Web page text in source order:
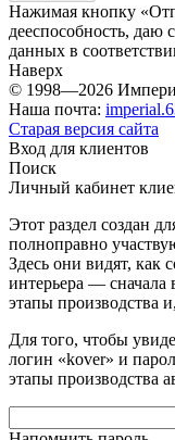
Нажимая кнопку
дееспособность, даю
данных в
Наверх
© 1998—2026
Наша почта:
Старая версия сайта
Вход для клиентов
Поиск
Личный кабинет
Этот раздел создан
полноправно
Здесь они видят, как
интерьера — сначала
этапы производства
Для того, чтобы
логин «kover» и
этапы производства